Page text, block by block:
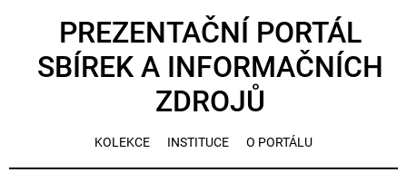
PREZENTAČNÍ PORTÁL
SBÍREK A INFORMAČNÍCH
ZDROJŮ
KOLEKCE INSTITUCE O PORTÁLU